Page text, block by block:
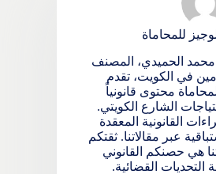
للمحاماة
الحميدي، المصنف
في الكويت، تقدم
محتوى قانونياً
الشارع الكويتي.
القانونية المعقدة
عبر مقالاتنا. ثقتكم
هي حصنكم القانوني
التحديات القضائية.